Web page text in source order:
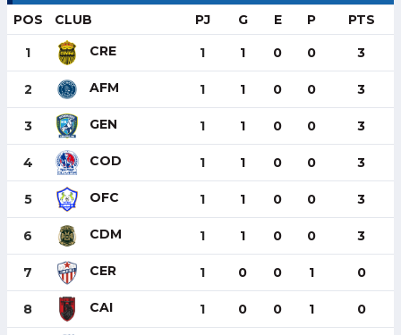
POS CLUB PJ G E P PTS
1 CRE 1 1 0 0 3
2 AFM 1 1 0 0 3
3 GEN 1 1 0 0 3
4 COD 1 1 0 0 3
5 OFC 1 1 0 0 3
6 CDM 1 1 0 0 3
7 CER 1 0 0 1 0
8 CAI 1 0 0 1 0